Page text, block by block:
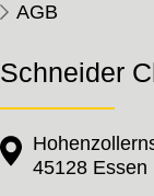
AGB
Schneider
45128 Essen